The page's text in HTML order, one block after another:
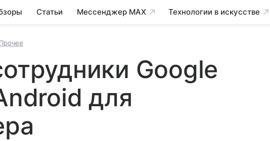
Статьи Мессенджер MAX Технологии в искусстве
Прочее
Google
для